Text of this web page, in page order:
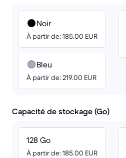
Noir
À partir de: 185.00 EUR
Bleu
À partir de: 219.00 EUR
Capacité de stockage (Go)
128 Go
À partir de: 185.00 EUR